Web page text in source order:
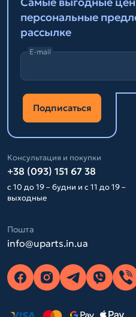
персональные
рассылке
E-mail
Подписаться
Консультация и покупки
+38 (093) 151 67 38
с 10 до 19 – будни и с 11 до 19 –
выходные
Пошта
info@uparts.in.ua